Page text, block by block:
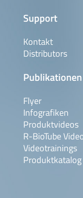
Support
Kontakt
Distributors
Publikationen
Flyer
Infografiken
Produktvideos
R-BioTube
Videotrainings
Produktkatalog